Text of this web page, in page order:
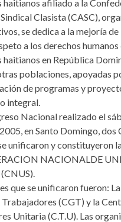
haitianos afiliado a la
Clasista (CASC),
se dedica a la mejoría
a los derechos humanos
en República
poblaciones, apoyadas
de programas y
integral.
Nacional realizado el
en Santo Domingo, dos
unificaron y constituyeron
NACIONALDE
que se unificaron fueron:
Trabajadores (CGT) y la
Unitaria (C.T.U). Las